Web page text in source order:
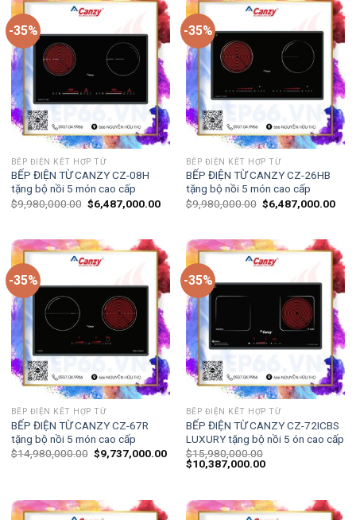
-35%
BẾP ĐIỆN KẾT HỢP TỪ
BẾP ĐIỆN TỪ CANZY CZ-08H
tặng bộ nồi 5 món cao cấp
$9,980,000.00 $6,487,000.00
-35%
BẾP ĐIỆN KẾT HỢP TỪ
BẾP ĐIỆN TỪ CANZY CZ-26HB
tặng bộ nồi 5 món cao cấp
$9,980,000.00 $6,487,000.00
-35%
BẾP ĐIỆN KẾT HỢP TỪ
BẾP ĐIỆN TỪ CANZY CZ-67R
tặng bộ nồi 5 món cao cấp
$14,980,000.00 $9,737,000.00
-35%
BẾP ĐIỆN KẾT HỢP TỪ
BẾP ĐIỆN TỪ CANZY CZ-72ICBS
LUXURY tặng bộ nồi 5 ón cao cấp
$15,980,000.00
$10,387,000.00